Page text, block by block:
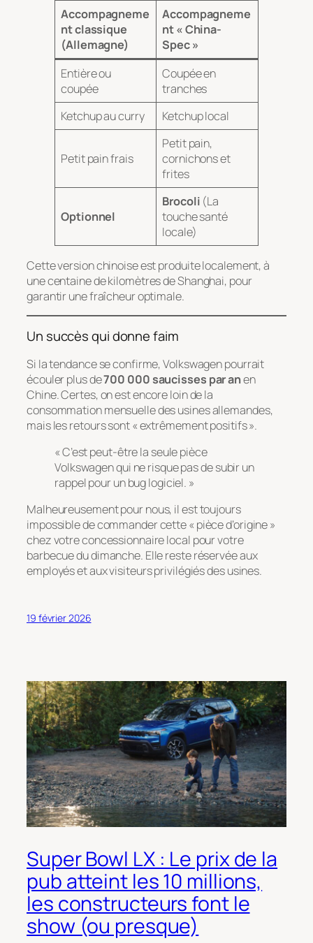
Accompagneme
nt classique
(Allemagne)
Accompagneme
nt « China-
Spec »
Entière ou
coupée
Coupée en
tranches
Ketchup au curry
Ketchup local
Petit pain frais
Petit pain,
cornichons et
frites
Optionnel
Brocoli (La
touche santé
locale)
Cette version chinoise est produite localement, à
une centaine de kilomètres de Shanghai, pour
garantir une fraîcheur optimale.
Un succès qui donne faim
Si la tendance se confirme, Volkswagen pourrait
écouler plus de700 000 saucisses par anen
Chine. Certes, on est encore loin de la
consommation mensuelle des usines allemandes,
mais les retours sont « extrêmement positifs ».
« C’est peut-être la seule pièce
Volkswagen qui ne risque pas de subir un
rappel pour un bug logiciel. »
Malheureusement pour nous, il est toujours
impossible de commander cette « pièce d’origine »
chez votre concessionnaire local pour votre
barbecue du dimanche. Elle reste réservée aux
employés et aux visiteurs privilégiés des usines.
19 février 2026
Super Bowl LX : Le prix de la
pub atteint les 10 millions,
les constructeurs font le
show (ou presque)